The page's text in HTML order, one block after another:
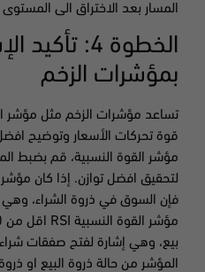
المسار بعد الاختراق الى المستوى
الخطوة 4:
بمؤشرات الزخم
قوة تحركات الأسعار وتوضيح
فإن السوق في ذروة الشراء، وهي
بيع، وهي إشارة لفتح صفقات
المؤشر من حالة ذروة البيع او